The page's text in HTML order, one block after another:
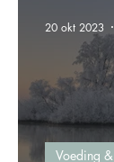
Voeding
20 okt 2023